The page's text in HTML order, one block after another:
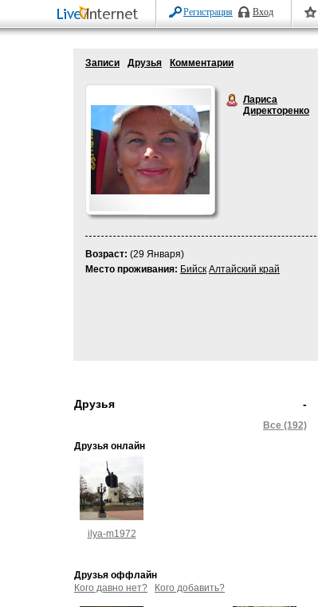
Регистрация Вход
Записи Друзья Комментарии
Лариса
Директоренко
Возраст: (29 Января)
Место проживания: Бийск Алтайский край
-
Друзья
Все (192)
Друзья онлайн
ilya-m1972
Друзья оффлайн
Кого давно нет?
Кого добавить?